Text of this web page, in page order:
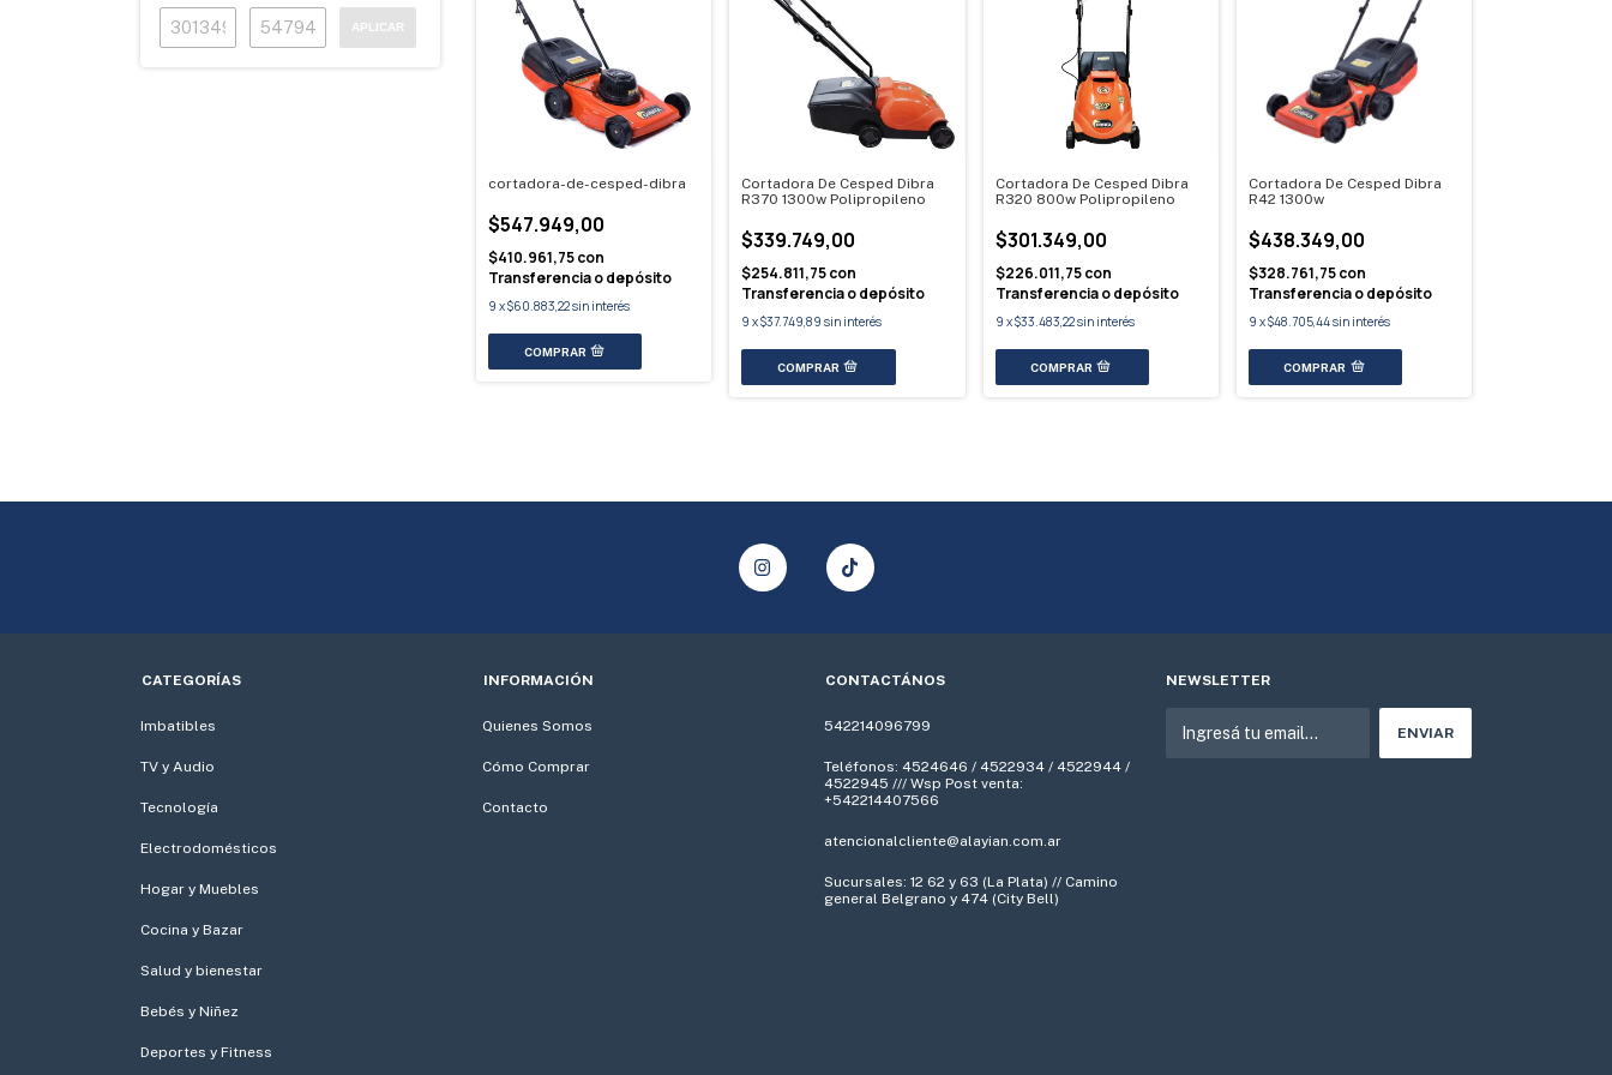
APLICAR
cortadora-de-cesped-dibra
$547.949,00
$410.961,75con
Transferencia o depósito
9 x$60.883,22sin interés
Cortadora De Cesped Dibra
R370 1300w Polipropileno
$339.749,00
$254.811,75con
Transferencia o depósito
9 x$37.749,89 sin interés
Cortadora De Cesped Dibra
R320 800w Polipropileno
$301.349,00
$226.011,75con
Transferencia o depósito
9 x$33.483,22sin interés
Cortadora De Cesped Dibra
R42 1300w
$438.349,00
$328.761,75con
Transferencia o depósito
9 x$48.705,44sin interés
CATEGORÍAS
Imbatibles
TV y Audio
Tecnología
Electrodomésticos
Hogar y Muebles
Cocina y Bazar
Salud y bienestar
Bebés y Niñez
Deportes y Fitness
INFORMACIÓN
Quienes Somos
Cómo Comprar
Contacto
CONTACTÁNOS
542214096799
Teléfonos: 4524646 / 4522934 / 4522944 /
4522945 /// Wsp Post venta:
+542214407566
atencionalcliente@alayian.com.ar
Sucursales: 12 62 y 63 (La Plata) // Camino
general Belgrano y 474 (City Bell)
NEWSLETTER